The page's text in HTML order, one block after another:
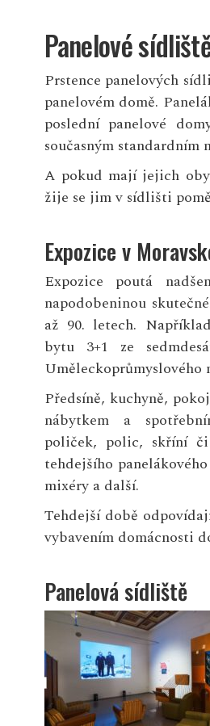
Panelové
Prstence panelových
panelovém domě.
poslední panelové
současným standardním
A pokud mají jejich
žije se jim v sídlišti
Expozice v
Expozice poutá
napodobeninou
až 90. letech.
bytu 3+1 ze
Uměleckoprůmyslového
Předsíně, kuchyně,
nábytkem a
poliček, polic, skříní
tehdejšího
mixéry a další.
Tehdejší době
vybavením domácnosti
Panelová sídliště